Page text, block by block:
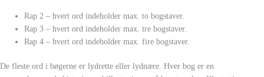
Rap 2 – hvert ord indeholder max. to bogstaver.
Rap 3 – hvert ord indeholder max. tre bogstaver.
Rap 4 – hvert ord indeholder max. fire bogstaver.
De fleste ord i bøgerne er lydrette eller lydnære. Hver bog er en